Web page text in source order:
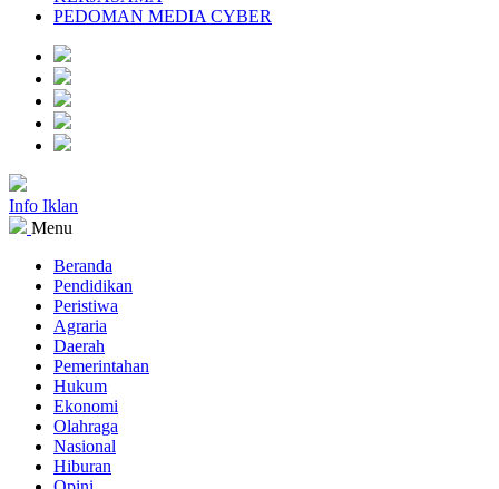
PEDOMAN MEDIA CYBER
Info Iklan
Menu
Beranda
Pendidikan
Peristiwa
Agraria
Daerah
Pemerintahan
Hukum
Ekonomi
Olahraga
Nasional
Hiburan